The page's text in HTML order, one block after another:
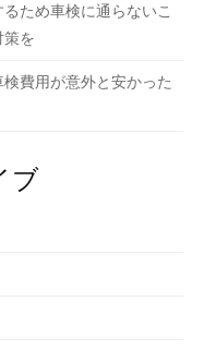
ため車検に通らないこ
策を
費用が意外と安かった
ブ